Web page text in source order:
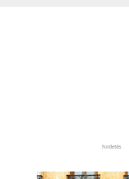
hirdetés